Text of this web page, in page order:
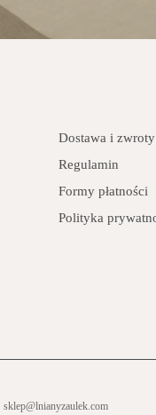
Dostawa i zwroty
Regulamin
Formy płatności
Polityka
sklep@lnianyzaulek.com